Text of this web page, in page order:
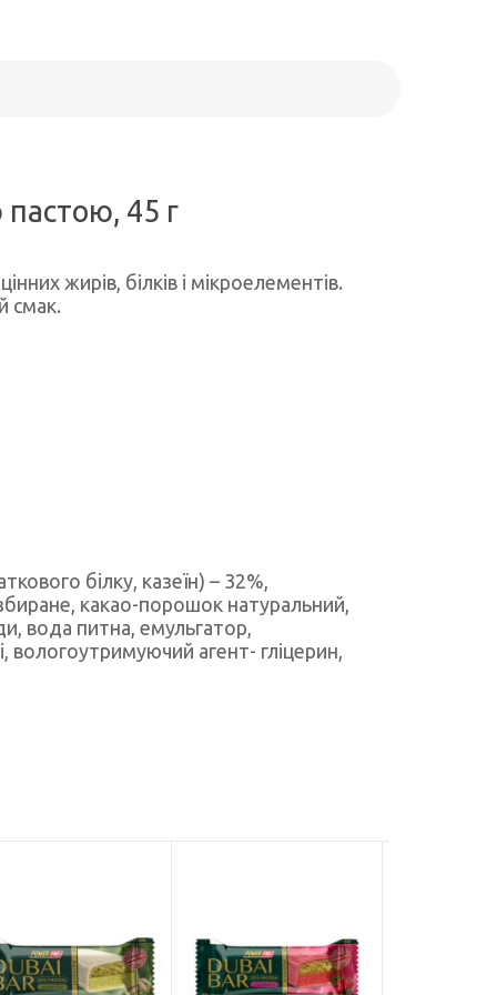
45 г
жирів, білків і мікроелементів.
смак.
білку, казеїн) – 32%,
какао-порошок натуральний,
вода питна, емульгатор,
агент- гліцерин,